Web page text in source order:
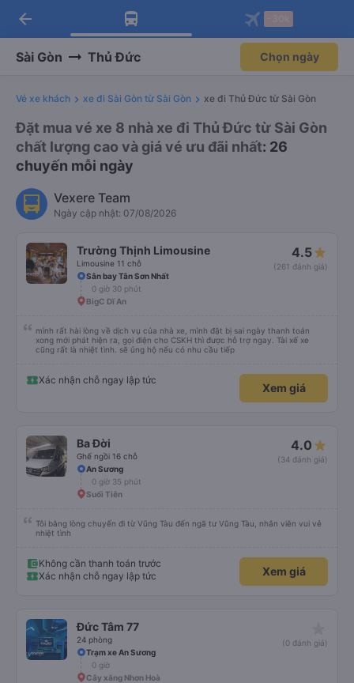
Tải app Vexere ngay!
Nhận ưu đãi thành viên độc
Mở app
Tải app Vexere
-30k/ghế khi đặt vé máy bay qua
Mở app
arrow_back
Sài Gòn Thủ Đức Chọn ngày
Vé xe khách xe đi Sài Gòn từ Sài Gòn xe đi Thủ Đức từ Sài Gòn
Đặt mua vé xe 8 nhà xe đi Thủ Đức từ Sài Gòn
chất lượng cao và giá vé ưu đãi nhất: 26
chuyến mỗi ngày
Vexere Team
Ngày cập nhật: 07/08/2026
Trường Thịnh Limousine
Limousine 11 chỗ
4.5
(261 đánh giá)
Sân bay Tân Sơn Nhất
0 giờ 30 phút
BigC Dĩ An
mình rất hài lòng về dịch vụ của nhà xe, mình đặt bị sai ngày thanh toán
xong mới phát hiện ra, gọi điện cho CSKH thì được hỗ trợ ngay. Tài xế xe
cũng rất là nhiệt tình. sẽ ủng hộ nếu có nhu cầu tiếp
Xác nhận chỗ ngay lập tức
Xem giá
Ba Đời
Ghế ngồi 16 chỗ
4.0
(34 đánh giá)
An Sương
0 giờ 35 phút
Suối Tiên
Tôi bằng lòng chuyến đi từ Vũng Tàu đến ngã tư Vũng Tàu, nhân viên vui vẻ
nhiệt tình
Không cần thanh toán trước
Xác nhận chỗ ngay lập tức
Xem giá
Đức Tâm 77
24 phòng
(0 đánh giá)
Trạm xe An Sương
0 giờ
Cây xăng Nhơn Hoà